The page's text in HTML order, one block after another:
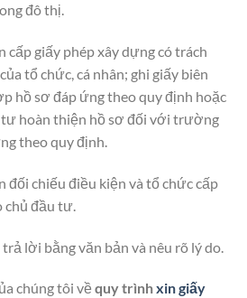
đô thị.
cấp giấy phép xây dựng có trách
tổ chức, cá nhân; ghi giấy biên
hồ sơ đáp ứng theo quy định hoặc
hoàn thiện hồ sơ đối với trường
theo quy định.
đối chiếu điều kiện và tổ chức cấp
chủ đầu tư.
lời bằng văn bản và nêu rõ lý do.
chúng tôi về quy trìnhxin giấy